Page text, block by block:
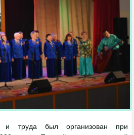
и труда был организован при